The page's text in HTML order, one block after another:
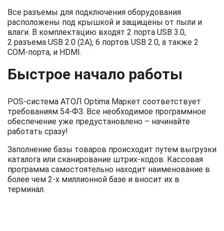
Все разъемы для подключения оборудования
расположены под крышкой и защищены от пыли и
влаги. В комплектацию входят 2 порта USB 3.0,
2 разъема USB 2.0 (2А), 6 портов USB 2.0, а также 2
COM-порта, и HDMI.
Быстрое начало работы
POS-система АТОЛ Optima Маркет соответствует
требованиям 54-ФЗ. Все необходимое программное
обеспечение уже предустановлено – начинайте
работать сразу!
Заполнение базы товаров происходит путем выгрузки
каталога или сканирование штрих-кодов. Кассовая
программа самостоятельно находит наименование в
более чем 2-х миллионной базе и вносит их в
терминал.